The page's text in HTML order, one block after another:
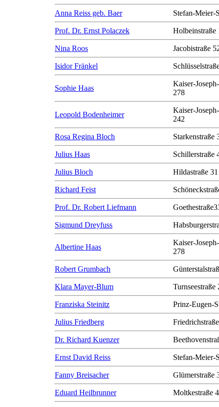
Anna Reiss geb. Baer Stefan-Meier-
Prof. Dr. Ernst Polaczek Holbeinstraße
Nina Roos Jacobistraße
Isidor Fränkel
Sophie Haas
Kaiser-
278
Leopold Bodenheimer
Kaiser-
242
Rosa Regina Bloch Starkenstraße
Julius Haas Schillerstraße
Julius Bloch Hildastraße 31
Richard Feist
Prof. Dr. Robert Liefmann
Sigmund Dreyfuss
Albertine Haas
Kaiser-
278
Robert Grumbach
Klara Mayer-Blum Turnseestraße
Franziska Steinitz Prinz-Eugen-
Julius Friedberg
Dr. Richard Kuenzer
Ernst David Reiss Stefan-Meier-
Fanny Breisacher Glümerstraße
Eduard Heilbrunner Moltkestraße